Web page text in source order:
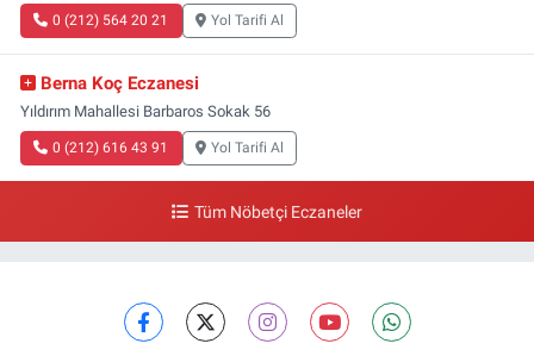
0 (212) 564 20 21 Yol Tarifi Al
Berna Koç Eczanesi
Yıldırım Mahallesi Barbaros Sokak 56
0 (212) 616 43 91 Yol Tarifi Al
Tüm Nöbetçi Eczaneler